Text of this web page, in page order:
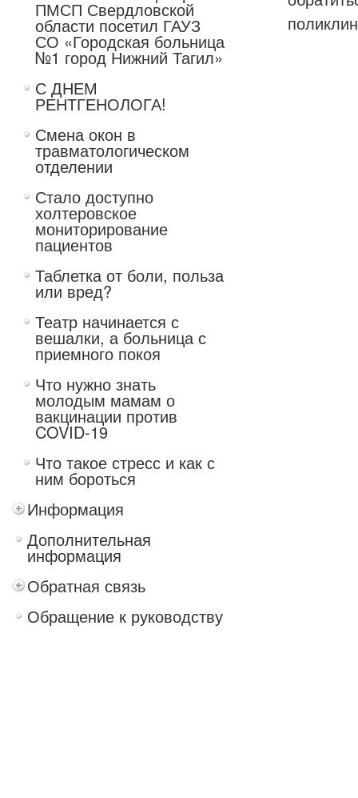
ПМСП Свердловской
области посетил ГАУЗ
СО «Городская больница
№1 город Нижний Тагил»
С ДНЕМ
РЕНТГЕНОЛОГА!
Смена окон в
травматологическом
отделении
Стало доступно
холтеровское
мониторирование
пациентов
Таблетка от боли, польза
или вред?
Театр начинается с
вешалки, а больница с
приемного покоя
Что нужно знать
молодым мамам о
вакцинации против
COVID-19
Что такое стресс и как с
ним бороться
Информация
Дополнительная
информация
Обратная связь
Обращение к руководству